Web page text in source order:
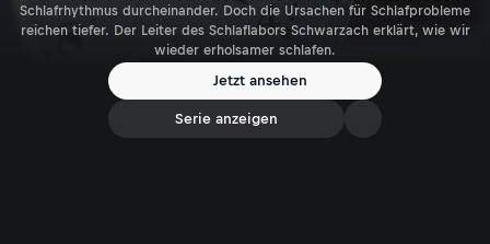
Schlafrhythmus durcheinander. Doch die Ursachen für Schlafprobleme
reichen tiefer. Der Leiter des Schlaflabors Schwarzach erklärt, wie wir
wieder erholsamer schlafen.
Jetzt ansehen
Serie anzeigen